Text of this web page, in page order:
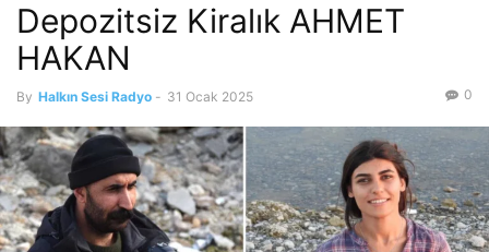
Depozitsiz Kiralık AHMET
HAKAN
By Halkın Sesi Radyo - 31 Ocak 2025 0